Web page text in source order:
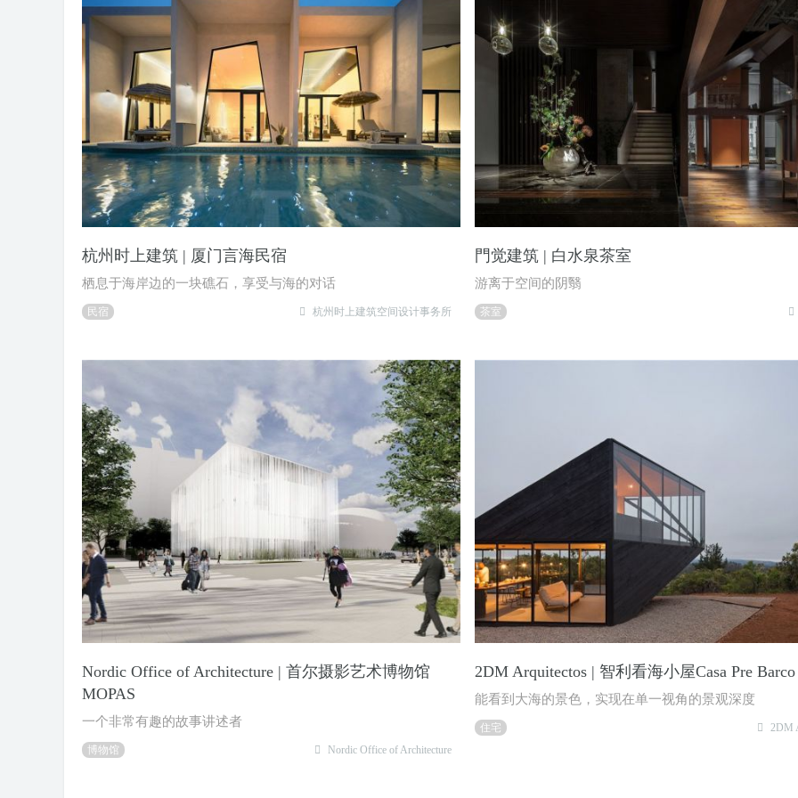
杭州时上建筑 | 厦门言海民宿
栖息于海岸边的一块礁石，享受与海的对话
民宿 杭州时上建筑空间设计事务所
門觉建筑 | 白水泉茶室
游离于空间的阴翳
茶室
​Nordic Office of Architecture | 首尔摄影艺术博物馆
MOPAS
一个非常有趣的故事讲述者
博物馆 Nordic Office of Architecture
2DM Arquitectos | 智利看海小屋Casa Pre Barco
能看到大海的景色，实现在单一视角的景观深度
住宅 2DM